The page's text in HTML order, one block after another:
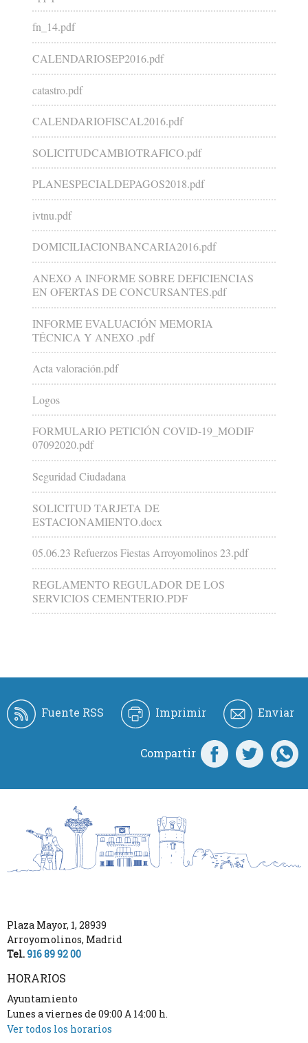
fn_14.pdf
CALENDARIOSEP2016.pdf
catastro.pdf
CALENDARIOFISCAL2016.pdf
SOLICITUDCAMBIOTRAFICO.pdf
PLANESPECIALDEPAGOS2018.pdf
ivtnu.pdf
DOMICILIACIONBANCARIA2016.pdf
ANEXO A INFORME SOBRE DEFICIENCIAS
EN OFERTAS DE CONCURSANTES.pdf
INFORME EVALUACIÓN MEMORIA
TÉCNICA Y ANEXO .pdf
Acta valoración.pdf
Logos
FORMULARIO PETICIÓN COVID-19_MODIF
07092020.pdf
Seguridad Ciudadana
SOLICITUD TARJETA DE
ESTACIONAMIENTO.docx
05.06.23 Refuerzos Fiestas Arroyomolinos 23.pdf
REGLAMENTO REGULADOR DE LOS
SERVICIOS CEMENTERIO.PDF
Fuente RSS Imprimir Enviar
Compartir
Plaza Mayor, 1, 28939
Arroyomolinos, Madrid
Tel.916 89 92 00
HORARIOS
Ayuntamiento
Lunes a viernes de 09:00 A 14:00 h.
Ver todos los horarios